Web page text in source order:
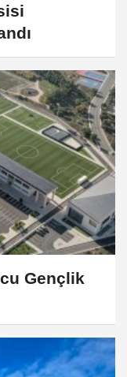
Gençlik